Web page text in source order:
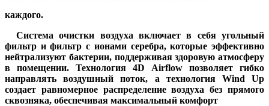
каждого.
Система очистки воздуха включает в себя угольный
фильтр и фильтр с ионами серебра, которые эффективно
нейтрализуют бактерии, поддерживая здоровую атмосферу
в помещении. Технология 4D Airflow позволяет гибко
направлять воздушный поток, а технология Wind Up
создает равномерное распределение воздуха без прямого
сквозняка, обеспечивая максимальный комфорт